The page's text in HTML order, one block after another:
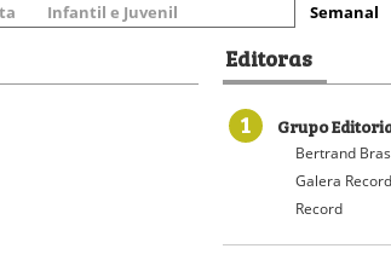
Infantil e Juvenil Semanal
Editoras
1
Grupo
Bertrand
Galera Record
Record